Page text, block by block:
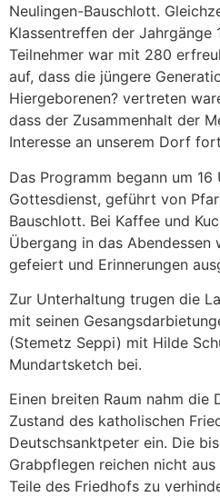
Neulingen-Bauschlott.
Klassentreffen der
Teilnehmer war mit 280
auf, dass die jüngere
Hiergeborenen? vertreten
dass der Zusammenhalt der
Interesse an unserem Dorf
Das Programm begann um 16
Gottesdienst, geführt von
Bauschlott. Bei Kaffee und
Übergang in das Abendessen
gefeiert und Erinnerungen
Zur Unterhaltung trugen die
mit seinen
(Stemetz Seppi) mit Hilde
Mundartsketch bei.
Einen breiten Raum nahm die
Zustand des katholischen
Deutschsanktpeter ein. Die
Grabpflegen reichen nicht
Teile des Friedhofs zu